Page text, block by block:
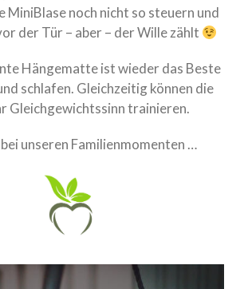
MiniBlase noch nicht so steuern und
der Tür – aber – der Wille zählt
Hängematte ist wieder das Beste
schlafen. Gleichzeitig können die
Gleichgewichtssinn trainieren.
unseren Familienmomenten …